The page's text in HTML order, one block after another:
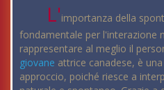
L'importanza della
fondamentale per l'interazione
rappresentare al meglio il
giovane attrice canadese, è
approccio, poiché riesce a